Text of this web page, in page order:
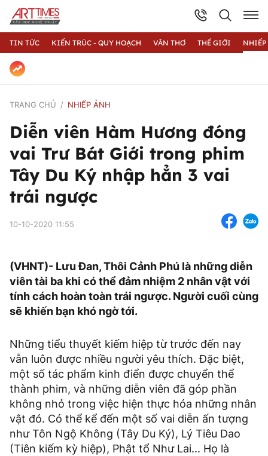
TIN TỨC KIẾN TRÚC - QUY HOẠCH VĂN THƠ THẾ GIỚI
TRANG CHỦ NHIẾP ẢNH
Diễn viên Hàm Hương đóng
vai Trư Bát Giới trong phim
Tây Du Ký nhập hẳn 3 vai
trái ngược
10-10-2020 11:55
(VHNT)- Lưu Đan, Thôi Cảnh Phú là những diễn
viên tài ba khi có thể đảm nhiệm 2 nhân vật với
tính cách hoàn toàn trái ngược. Người cuối cùng
sẽ khiến bạn khó ngờ tới.
Những tiểu thuyết kiếm hiệp từ trước đến nay
vẫn luôn được nhiều người yêu thích. Đặc biệt,
một số tác phẩm kinh điển được chuyển thể
thành phim, và những diễn viên đã góp phần
không nhỏ trong việc hiện thực hóa những nhân
vật đó. Có thể kể đến một số vai diễn ấn tượng
như Tôn Ngộ Không (Tây Du Ký), Lý Tiêu Dao
(Tiên kiếm kỳ hiệp), Phật tổ Như Lai... Họ là